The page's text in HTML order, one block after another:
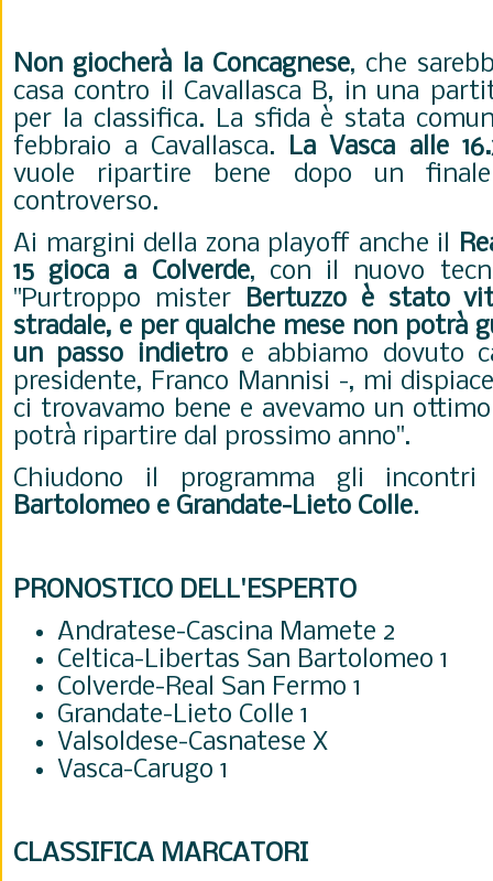
Non giocherà la Concagnese, che
casa contro il Cavallasca B, in una
per la classifica. La sfida è stata
febbraio a Cavallasca. La Vasca alle
vuole ripartire bene dopo un
controverso.
Ai margini della zona playoff anche il
15 gioca a Colverde, con il nuovo
"Purtroppo mister Bertuzzo è stato
stradale, e per qualche mese non potrà
un passo indietroe abbiamo dovuto
presidente, Franco Mannisi -, mi
ci trovavamo bene e avevamo un
potrà ripartire dal prossimo anno".
Chiudono il programma gli
Bartolomeo e Grandate-Lieto Colle.
PRONOSTICO DELL'ESPERTO
Andratese-Cascina Mamete 2
Celtica-Libertas San Bartolomeo 1
Colverde-Real San Fermo 1
Grandate-Lieto Colle 1
Valsoldese-Casnatese X
Vasca-Carugo 1
CLASSIFICA MARCATORI